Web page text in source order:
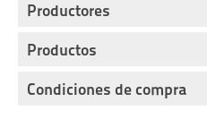
Productores
Productos
Condiciones de compra